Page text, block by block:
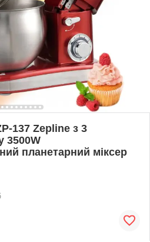
137 Zepline з 3
3500W
планетарний міксер